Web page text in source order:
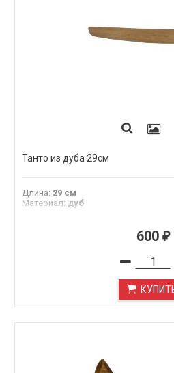
Танто из дуба 29см
Длина: 29 см
Материал: дуб
600 ₽